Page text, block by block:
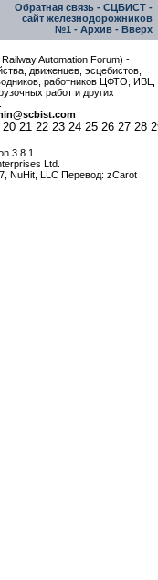
Обратная связь - СЦБИСТ -
сайт железнодорожников
№1 - Архив - Вверх
Automation Forum) -
движенцев, эсцебистов,
работников ЦФТО, ИВЦ
работ и других
20 21 22 23 24 25 26 27 28
3.8.1
Ltd.
NuHit, LLC Перевод: zCarot